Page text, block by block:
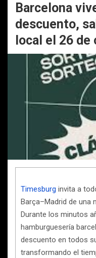
Barcelona
descuento,
local el 26
Timesburg invita a
Barça–Madrid de una
Durante los minutos
hamburguesería
descuento en todos
transformando el